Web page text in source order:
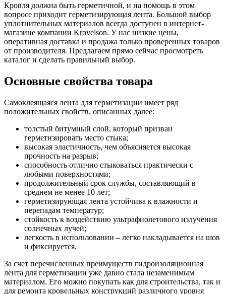
Кровля должна быть герметичной, и на помощь в этом
вопросе приходит герметизирующая лента. Большой выбор
уплотнительных материалов всегда доступен в интернет-
магазине компании Krovelson. У нас низкие цены,
оперативная доставка и продажа только проверенных товаров
от производителя. Предлагаем прямо сейчас просмотреть
каталог и сделать правильный выбор.
Основные свойства товара
Самоклеящаяся лента для герметизации имеет ряд
положительных свойств, описанных далее:
толстый битумный слой, который призван
герметизировать место стыка;
высокая эластичность, чем объясняется высокая
прочность на разрыв;
способность отлично стыковаться практически с
любыми поверхностями;
продолжительный срок службы, составляющий в
среднем не менее 10 лет;
герметизирующая лента устойчива к влажности и
перепадам температур;
стойкость к воздействию ультрафиолетового излучения
солнечных лучей;
легкость в использовании – легко накладывается на шов
и фиксируется.
За счет перечисленных преимуществ гидроизоляционная
лента для герметизации уже давно стала незаменимым
материалом. Его можно покупать как для строительства, так и
для ремонта кровельных конструкций различного уровня